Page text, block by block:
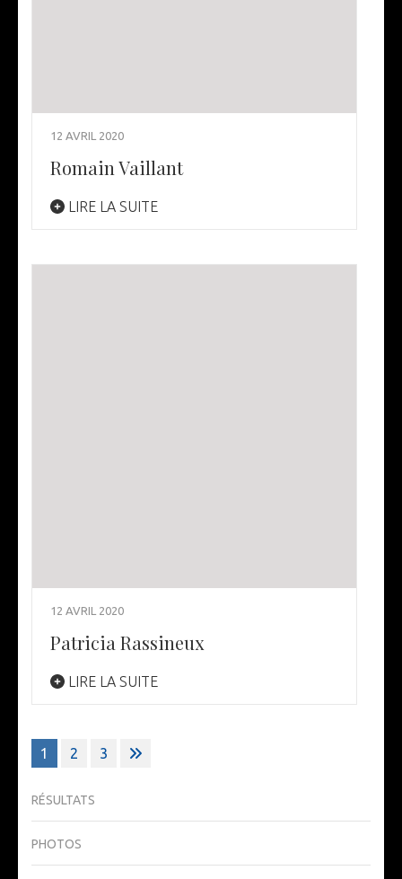
12 AVRIL 2020
Romain Vaillant
LIRE LA SUITE
12 AVRIL 2020
Patricia Rassineux
LIRE LA SUITE
Pagination
des
publications
1 2 3
RÉSULTATS
PHOTOS